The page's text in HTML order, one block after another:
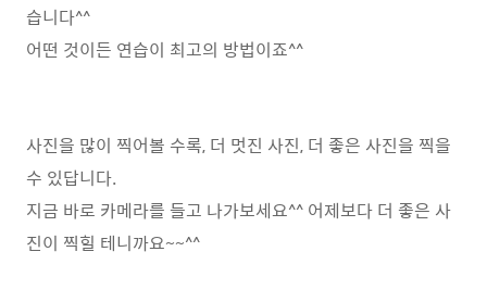
습니다^^
어떤 것이든 연습이 최고의 방법이죠^^
사진을 많이 찍어볼 수록, 더 멋진 사진, 더 좋은 사진을 찍을
수 있답니다.
지금 바로 카메라를 들고 나가보세요^^ 어제보다 더 좋은 사
진이 찍힐 테니까요~~^^